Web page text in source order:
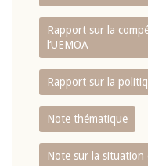
Rapport sur la
l‘UEMOA
Rapport sur la
Note thématique
Note sur la situation